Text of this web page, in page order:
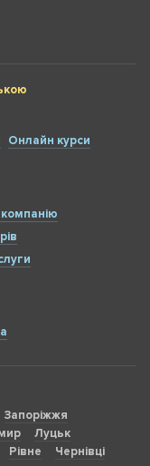
Онлайн курси
Запоріжжя
Луцьк
Рівне
Чернівці